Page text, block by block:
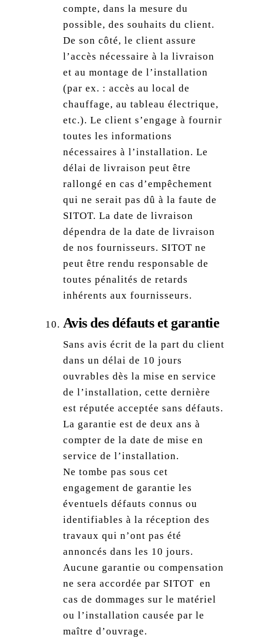
compte, dans la mesure du
possible, des souhaits du client.
De son côté, le client assure
l’accès nécessaire à la livraison
et au montage de l’installation
(par ex. : accès au local de
chauffage, au tableau électrique,
etc.). Le client s’engage à fournir
toutes les informations
nécessaires à l’installation. Le
délai de livraison peut être
rallongé en cas d’empêchement
qui ne serait pas dû à la faute de
SITOT. La date de livraison
dépendra de la date de livraison
de nos fournisseurs. SITOT ne
peut être rendu responsable de
toutes pénalités de retards
inhérents aux fournisseurs.
Avis des défauts et garantie
Sans avis écrit de la part du client
dans un délai de 10 jours
ouvrables dès la mise en service
de l’installation, cette dernière
est réputée acceptée sans défauts.
La garantie est de deux ans à
compter de la date de mise en
service de l’installation.
Ne tombe pas sous cet
engagement de garantie les
éventuels défauts connus ou
identifiables à la réception des
travaux qui n’ont pas été
annoncés dans les 10 jours.
Aucune garantie ou compensation
ne sera accordée par SITOT en
cas de dommages sur le matériel
ou l’installation causée par le
maître d’ouvrage.